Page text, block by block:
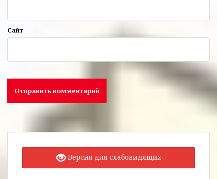
Сайт
Версия для слабовидящих